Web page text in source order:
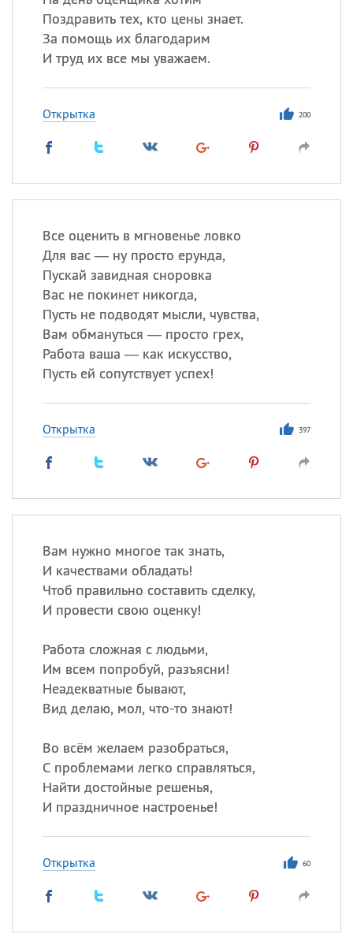
Поздравить тех, кто цены знает.
За помощь их благодарим
И труд их все мы уважаем.
Открытка 200
Все оценить в мгновенье ловко
Для вас — ну просто ерунда,
Пускай завидная сноровка
Вас не покинет никогда,
Пусть не подводят мысли, чувства,
Вам обмануться — просто грех,
Работа ваша — как искусство,
Пусть ей сопутствует успех!
Открытка 397
Вам нужно многое так знать,
И качествами обладать!
Чтоб правильно составить сделку,
И провести свою оценку!
Работа сложная с людьми,
Им всем попробуй, разъясни!
Неадекватные бывают,
Вид делаю, мол, что-то знают!
Во всём желаем разобраться,
С проблемами легко справляться,
Найти достойные решенья,
И праздничное настроенье!
Открытка 60